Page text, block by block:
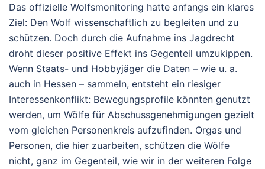
Das offizielle Wolfsmonitoring hatte anfangs ein klares
Ziel: Den Wolf wissenschaftlich zu begleiten und zu
schützen. Doch durch die Aufnahme ins Jagdrecht
droht dieser positive Effekt ins Gegenteil umzukippen.
Wenn Staats- und Hobbyjäger die Daten – wie u. a.
auch in Hessen – sammeln, entsteht ein riesiger
Interessenkonflikt: Bewegungsprofile könnten genutzt
werden, um Wölfe für Abschussgenehmigungen gezielt
vom gleichen Personenkreis aufzufinden. Orgas und
Personen, die hier zuarbeiten, schützen die Wölfe
nicht, ganz im Gegenteil, wie wir in der weiteren Folge